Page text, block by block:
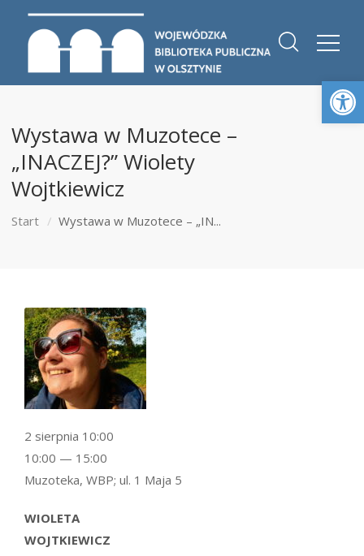
Wystawa w Muzotece –
„INACZEJ?” Wiolety
Wojtkiewicz
Start Wystawa w Muzotece – „IN...
WIOLETA
WOJTKIEWICZ
2 sierpnia 10:00
10:00 — 15:00
Muzoteka, WBP; ul. 1 Maja 5